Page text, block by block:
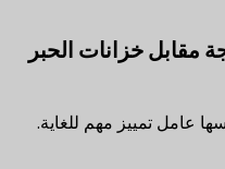
مقابل خزانات الحبر
عامل تمييز مهم للغاية.